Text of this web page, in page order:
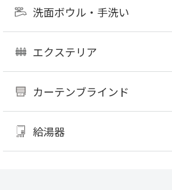
洗面ボウル・手洗い
エクステリア
カーテンブラインド
給湯器